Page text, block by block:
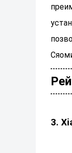
3.